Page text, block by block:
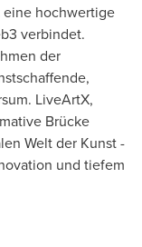
eine hochwertige
verbindet.
der
LiveArtX,
Brücke
Welt der Kunst -
und tiefem